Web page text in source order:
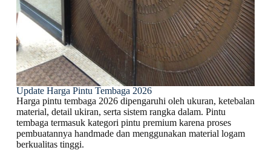
Update Harga Pintu Tembaga 2026
Harga pintu tembaga 2026 dipengaruhi oleh ukuran, ketebalan
material, detail ukiran, serta sistem rangka dalam. Pintu
tembaga termasuk kategori pintu premium karena proses
pembuatannya handmade dan menggunakan material logam
berkualitas tinggi.